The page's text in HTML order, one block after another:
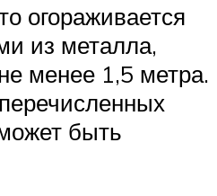
огораживается
из металла,
менее 1,5 метра.
быть